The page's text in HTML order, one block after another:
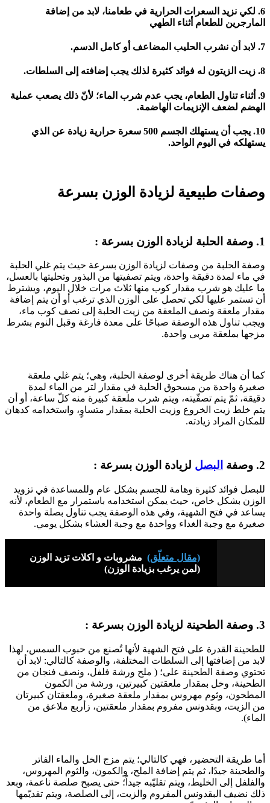
6. لكي نزيد السعرات الحرارية في طعامنا، لابد من إضافة
المارجرين للطعام أثناء الطهي
7. لابد أن نشرب الحليب المضاعف أو كامل الدسم.
8. زيت الزيتون له فوائد كثيرة لذلك يجب إضافته إلى السلطات.
9. أثناء تناول الطعام، يجب عدم شرب الماء؛ لأنّ ذلك يصعب عملية
الهضم لضعف الإنزيمات الهاضمة.
10. يجب أن يستهلك الجسم 500 سعرة حرارية زيادة عن الذي
يستهلكه في اليوم الواحد.
وصفات طبيعية لزيادة الوزن بسرعة
1. وصفة الحلبة لزيادة الوزن بسرعة :
وصفة الحلبة من وصفات لزيادة الوزن بسرعة حيث يتم غلي الحلبة
في ماء لمدة دقيقة واحدة، ويتم تصفيتها من البذور وتحليتها بالعسل،
ما عليك هو شرب مقدار كوب منها ثلاث مرات خلال اليوم، ويشترط
أن تستمر عليها لكي تحصل على الوزن الذي ترغب أو أن يتم إضافة
مقدار ملعقة ونصف الملعقة من زيت الحلبة إلى نصف كوب ماء،
ويجب تناول هذه الوصفة صباحًا على معدة فارغة وقبل النوم بشرط
مزجها بملعقة مربى واحدة.
كما أن هناك طريقة أخرى لوصفة الحلبة، وهي؛ يتم غلي ملعقة
صغيرة واحدة من مسحوق الحلبة في مقدار لتر من الماء لمدة
دقيقة، ثمّ يتم تصفّيته، ويتم شرب ملعقة كبيرة منه كلّ ساعة، أو أن
يتم خلط زيت الخروع وزيت الحلبة بمقدار متساوٍ، واستخدامه كدهان
للمكان المراد زيادته.
2. وصفة البصل لزيادة الوزن بسرعة :
للبصل فوائد كثيرة وهامة للجسم بشكل عام وللمساعدة في تزويد
الوزن بشكل خاص، حيث يمكن استخدامه باستمرار مع الطعام، لأنه
يساعد في فتح الشهية، وفي هذه الوصفة يجب تناول بصلة واحدة
صغيرة مع وجبة الغداء وواحدة مع وجبة العشاء بشكل يومي.
(مقال متعلّق) مشروبات و اكلات تزيد الوزن
(لمن يرغب بزيادة الوزن)
3. وصفة الطحينة لزيادة الوزن بسرعة :
للطحينة القدرة على فتح الشهية لأنها تُصنع من حبوب السمس، لهذا
لابد من إضافتها إلى السلطات المختلفة، والوصفة كالتالي: لابد أن
تحتوي وصفة الطحينة على؛ ( ملح ورشة فلفل، ونصف فنجان من
الطحينة، وخل بمقدار ملعقتين كبيرتين، ورشة من الكمون
المطحون، وثوم مهروس بمقدار ملعقة صغيرة، وملعقتان كبيرتان
من الزيت، وبقدونس مفروم بمقدار ملعقتين، زأربع ملاعق من
الماء).
أما طريقة التحضير، فهي كالتالي؛ يتم مزج الخل والماء الفاتر
والطحينة جيدًا، ثم يتم إضافة الملح، والكمون، والثوم المهروس،
والفلفل إلى الخليط، ويتم تقليّبه جيداً؛ حتى يصبح صلصة ناعمة، وبعد
ذلك نضيف البقدونس المفروم والزيت، إلى الصلصة، ويتم تقديّمها